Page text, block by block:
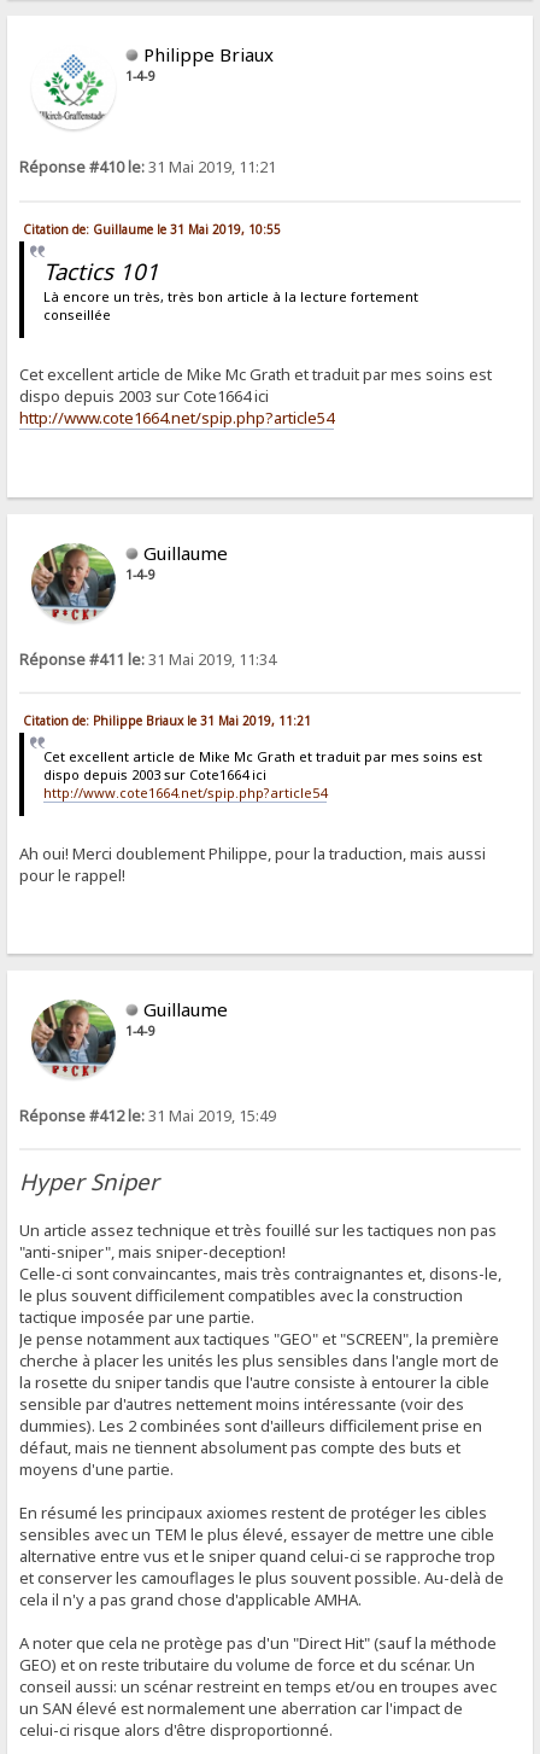
Philippe Briaux
1-4-9
Réponse #410 le:31 Mai 2019, 11:21
Citation de: Guillaume le 31 Mai 2019, 10:55
Tactics 101
Là encore un très, très bon article à la lecture fortement
conseillée
Cet excellent article de Mike Mc Grath et traduit par mes soins est
dispo depuis 2003 sur Cote1664 ici
http://www.cote1664.net/spip.php?article54
Guillaume
1-4-9
Réponse #411 le:31 Mai 2019, 11:34
Citation de: Philippe Briaux le 31 Mai 2019, 11:21
Cet excellent article de Mike Mc Grath et traduit par mes soins est
dispo depuis 2003 sur Cote1664 ici
http://www.cote1664.net/spip.php?article54
Ah oui! Merci doublement Philippe, pour la traduction, mais aussi
pour le rappel!
Guillaume
1-4-9
Réponse #412 le:31 Mai 2019, 15:49
Hyper Sniper
Un article assez technique et très fouillé sur les tactiques non pas
"anti-sniper", mais sniper-deception!
Celle-ci sont convaincantes, mais très contraignantes et, disons-le,
le plus souvent difficilement compatibles avec la construction
tactique imposée par une partie.
Je pense notamment aux tactiques "GEO" et "SCREEN", la première
cherche à placer les unités les plus sensibles dans l'angle mort de
la rosette du sniper tandis que l'autre consiste à entourer la cible
sensible par d'autres nettement moins intéressante (voir des
dummies). Les 2 combinées sont d'ailleurs difficilement prise en
défaut, mais ne tiennent absolument pas compte des buts et
moyens d'une partie.
En résumé les principaux axiomes restent de protéger les cibles
sensibles avec un TEM le plus élevé, essayer de mettre une cible
alternative entre vus et le sniper quand celui-ci se rapproche trop
et conserver les camouflages le plus souvent possible. Au-delà de
cela il n'y a pas grand chose d'applicable AMHA.
A noter que cela ne protège pas d'un "Direct Hit" (sauf la méthode
GEO) et on reste tributaire du volume de force et du scénar. Un
conseil aussi: un scénar restreint en temps et/ou en troupes avec
un SAN élevé est normalement une aberration car l'impact de
celui-ci risque alors d'être disproportionné.